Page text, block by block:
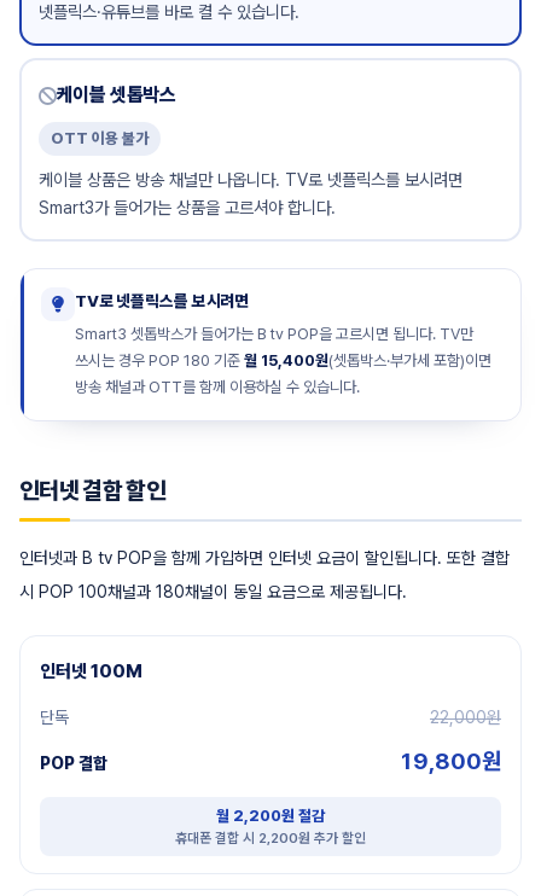
넷플릭스·유튜브를 바로 켤 수 있습니다.
케이블 셋톱박스
OTT 이용 불가
케이블 상품은 방송 채널만 나옵니다. TV로 넷플릭스를 보시려면
Smart3가 들어가는 상품을 고르셔야 합니다.
TV로 넷플릭스를 보시려면
Smart3 셋톱박스가 들어가는 B tv POP을 고르시면 됩니다. TV만
쓰시는 경우 POP 180 기준 월 15,400원(셋톱박스·부가세 포함)이면
방송 채널과 OTT를 함께 이용하실 수 있습니다.
인터넷 결합 할인
인터넷과 B tv POP을 함께 가입하면 인터넷 요금이 할인됩니다. 또한 결합
시 POP 100채널과 180채널이 동일 요금으로 제공됩니다.
인터넷 100M
단독 22,000원
POP 결합 19,800원
월 2,200원 절감
휴대폰 결합 시 2,200원 추가 할인